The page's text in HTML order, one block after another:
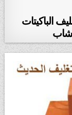
الباكيتات